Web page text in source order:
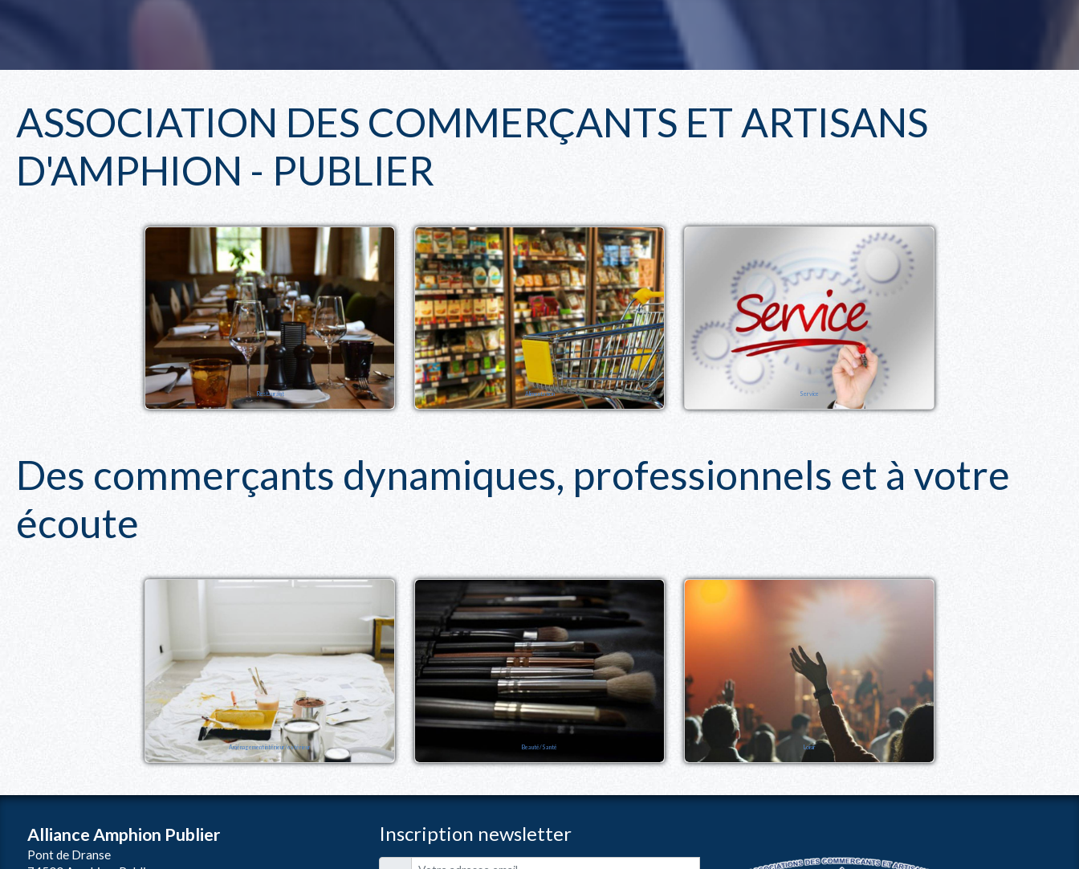
ASSOCIATION DES COMMERÇANTS ET ARTISANS
D'AMPHION - PUBLIER
Restaurant Alimentation Service
Des commerçants dynamiques, professionnels et à votre
écoute
Aménagement intérieur/extérieur Beauté/Santé Loisir
Alliance Amphion Publier
Pont de Dranse
Inscription newsletter